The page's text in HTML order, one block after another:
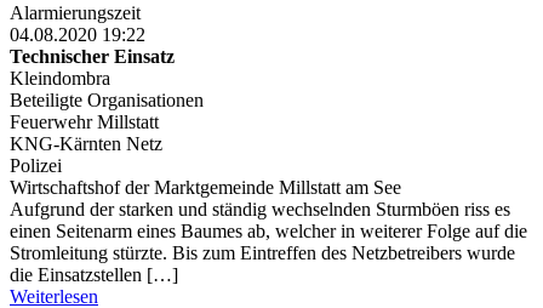
Alarmierungszeit
04.08.2020 19:22
Technischer Einsatz
Kleindombra
Beteiligte Organisationen
Feuerwehr Millstatt
KNG-Kärnten Netz
Polizei
Wirtschaftshof der Marktgemeinde Millstatt am See
Aufgrund der starken und ständig wechselnden Sturmböen riss es
einen Seitenarm eines Baumes ab, welcher in weiterer Folge auf die
Stromleitung stürzte. Bis zum Eintreffen des Netzbetreibers wurde
die Einsatzstellen […]
Weiterlesen